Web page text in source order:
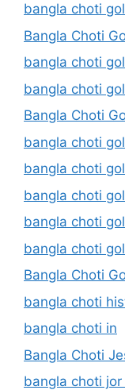
bangla choti
Bangla Choti
bangla choti
bangla choti
Bangla Choti
bangla choti
bangla choti
bangla choti
bangla choti
bangla choti
Bangla Choti
bangla choti
bangla choti in
Bangla Choti
bangla choti jor